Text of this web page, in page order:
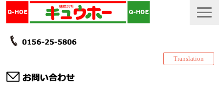
Translation